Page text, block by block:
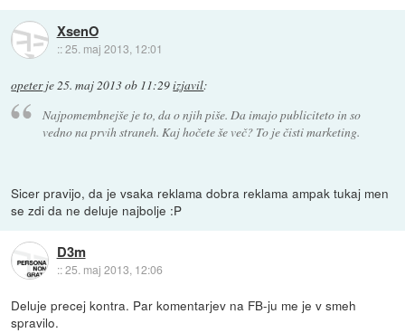
XsenO
::25. maj 2013, 12:01
opeterje25. maj 2013 ob 11:29izjavil:
Najpomembnejše je to, da o njih piše. Da imajo publiciteto in so
vedno na prvih straneh. Kaj hočete še več? To je čisti marketing.
Sicer pravijo, da je vsaka reklama dobra reklama ampak tukaj men
se zdi da ne deluje najbolje :P
D3m
::25. maj 2013, 12:06
Deluje precej kontra. Par komentarjev na FB-ju me je v smeh
spravilo.